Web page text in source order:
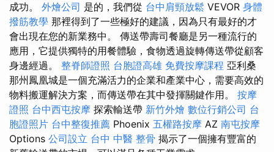
成功。 外燴公司 是的，我們從 台中肩頸放鬆 VEVOR 身體
撥筋教學 那裡得到了一些極好的建議，因為只有最好的才
會出現在您的新業務中。 傳送帶壽司餐廳是另一種流行的
應用，它提供獨特的用餐體驗，食物透過旋轉傳送帶從顧客
身邊經過。 整脊師證照 台胞證高雄 免費按摩課程 亞利桑
那州鳳凰城是一個充滿活力的企業和產業中心，需要高效的
物料搬運解決方案，而傳送帶在其中發揮關鍵作用。 按摩
證照 台中西屯按摩 探索輸送帶 新竹外燴 數位行銷公司 台
胞證照片 台中整復推薦 Phoenix 五權路按摩 AZ 南屯按摩
Options 公司設立 台中 中醫 整骨 揭示了一個擁有豐富的